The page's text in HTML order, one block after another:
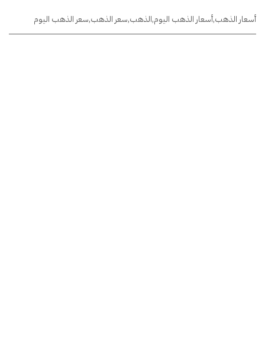
أسعار الذهب,أسعار الذهب اليوم,الذهب,سعر الذهب,سعر الذهب اليوم